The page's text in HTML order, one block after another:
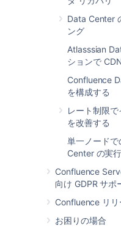
Data Center
ング
Atlasssian
ションで
Confluence
を構成する
レート制限
を改善する
単一ノード
Center の実行
Confluence
向け GDPR サポ
Confluence リリ
お困りの場合
する
ほとんどの場合は
テム管理者はシス
部プロセス プール
プールのサイズ (
やしたり、プロセ
したりすることが
ある主なプロパテ
プール内の
数を増やす
ます。追加
て、各ノー
プール内の各